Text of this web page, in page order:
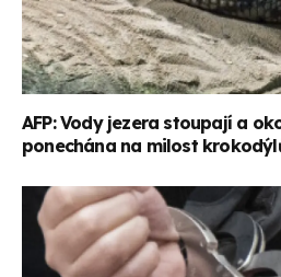
AFP: Vody jezera stoupají a
ponechána na milost